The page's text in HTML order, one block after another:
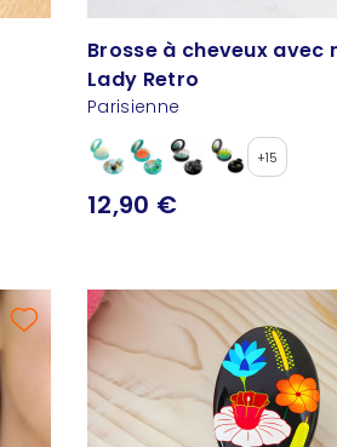
Brosse à cheveux avec
Lady Retro
Parisienne
+15
12,90 €